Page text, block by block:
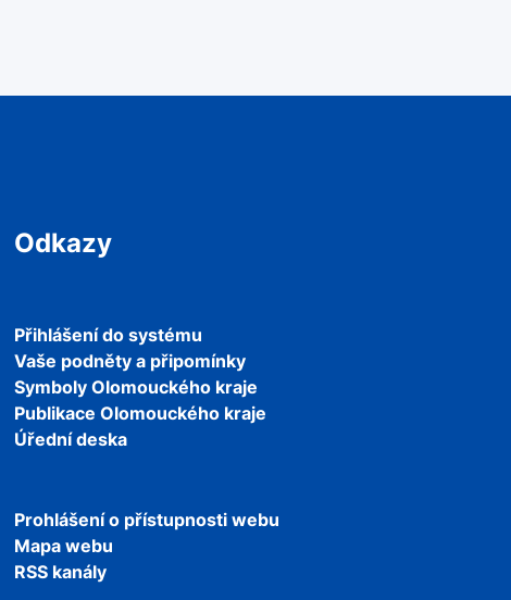
Odkazy
Přihlášení do systému
Vaše podněty a připomínky
Symboly Olomouckého kraje
Publikace Olomouckého kraje
Úřední deska
Prohlášení o přístupnosti webu
Mapa webu
RSS kanály